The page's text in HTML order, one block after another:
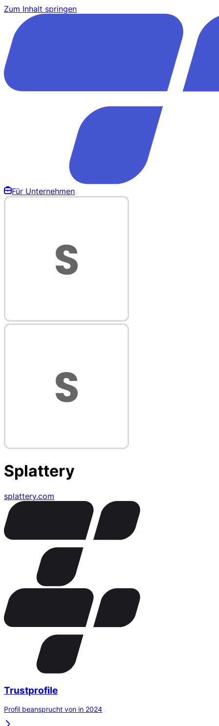
Zum Inhalt springen
Für Unternehmen
Splattery
splattery.com
Trustprofile
Profil beansprucht von in 2024